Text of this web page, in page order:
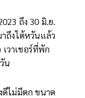
ถึง 30 มิ.ย.
ถึงไต้หวันแล้ว
วาเชอร์ที่พัก
น
ไม่มีตก ขนาด